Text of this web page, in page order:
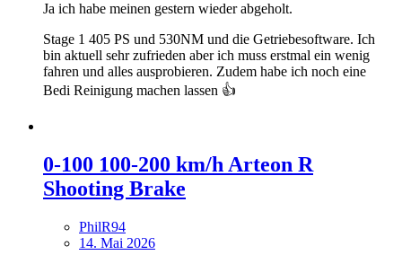
Ja ich habe meinen gestern wieder abgeholt.
Stage 1 405 PS und 530NM und die Getriebesoftware. Ich
bin aktuell sehr zufrieden aber ich muss erstmal ein wenig
fahren und alles ausprobieren. Zudem habe ich noch eine
Bedi Reinigung machen lassen 👍
0-100 100-200 km/h Arteon R
Shooting Brake
PhilR94
14. Mai 2026